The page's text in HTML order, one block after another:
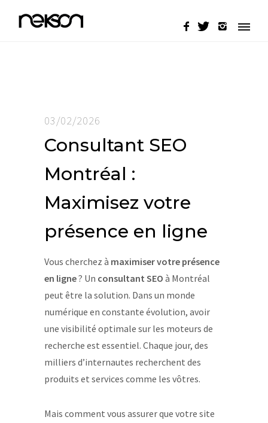
03/02/2026
Consultant SEO
Montréal :
Maximisez votre
présence en ligne
Vous cherchez à maximiser votre présence
en ligne? Un consultant SEO à Montréal
peut être la solution. Dans un monde
numérique en constante évolution, avoir
une visibilité optimale sur les moteurs de
recherche est essentiel. Chaque jour, des
milliers d’internautes recherchent des
produits et services comme les vôtres.
Mais comment vous assurer que votre site